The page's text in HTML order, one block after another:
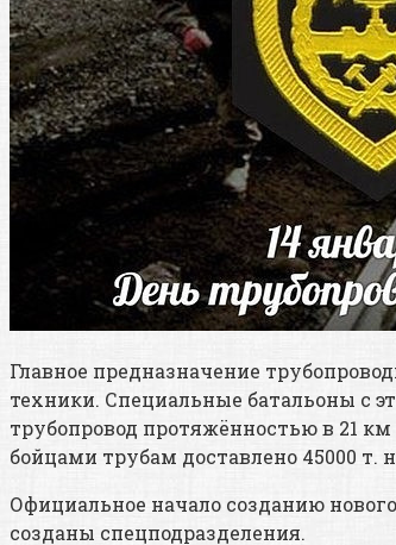
Главное предназначение
техники. Специальные батальоны с
трубопровод протяжённостью в 21
бойцами трубам доставлено 45000 т.
Официальное начало созданию
созданы спецподразделения.